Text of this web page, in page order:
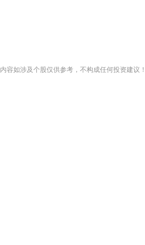
内容如涉及个股仅供参考，不构成任何投资建议